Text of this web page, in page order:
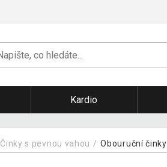
Kardio
Činky s pevnou vahou Obouruční činky